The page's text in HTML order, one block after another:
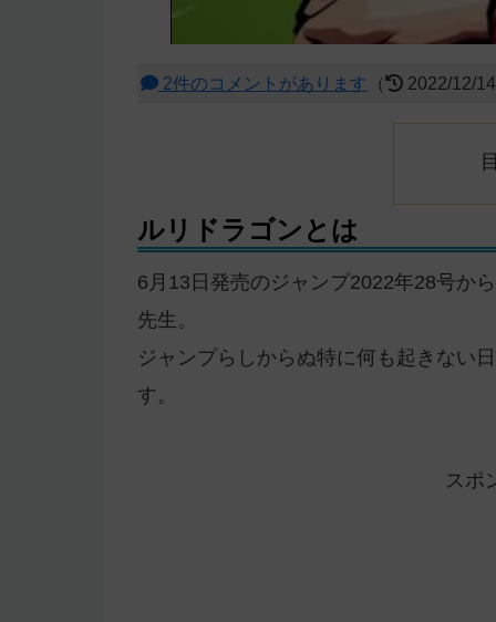
2件のコメントがあります （ 2022/12/
ルリドラゴンとは
6月13日発売のジャンプ2022年28号か
先生。
ジャンプらしからぬ特に何も起きない
す。
スポ